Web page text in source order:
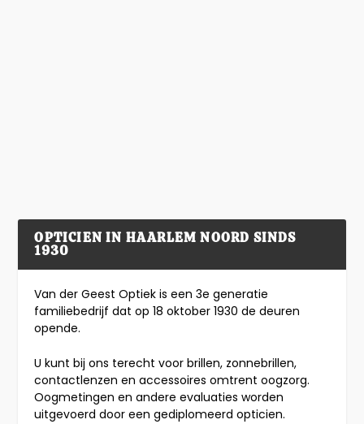
OPTICIEN IN HAARLEM NOORD SINDS
1930
Van der Geest Optiek is een 3e generatie
familiebedrijf dat op 18 oktober 1930 de deuren
opende.
U kunt bij ons terecht voor brillen, zonnebrillen,
contactlenzen en accessoires omtrent oogzorg.
Oogmetingen en andere evaluaties worden
uitgevoerd door een gediplomeerd opticien.